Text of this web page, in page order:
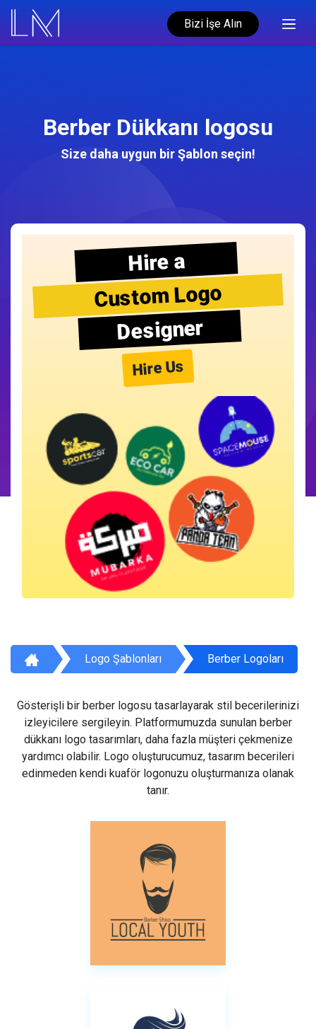
Bizi İşe Alın
Berber Dükkanı logosu
Size daha uygun bir Şablon seçin!
Hire a
Custom Logo
Designer
Hire Us
Logo Şablonları Berber Logoları
Gösterişli bir berber logosu tasarlayarak stil becerilerinizi
izleyicilere sergileyin. Platformumuzda sunulan berber
dükkanı logo tasarımları, daha fazla müşteri çekmenize
yardımcı olabilir. Logo oluşturucumuz, tasarım becerileri
edinmeden kendi kuaför logonuzu oluşturmanıza olanak
tanır.